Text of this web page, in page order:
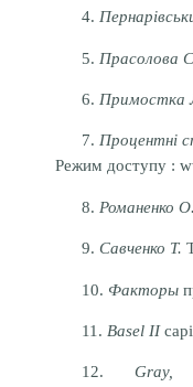
4.
5. Прасолова
6. Примостка
7.Процентні
Режим доступу :
8. Романенко О.
9. Савченко Т.
10. Факторы
11. Basel II
12.